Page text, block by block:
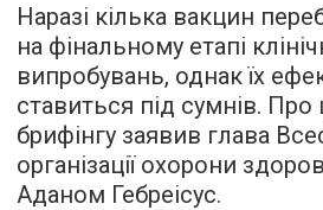
Наразі кілька вакцин
на фінальному етапі
випробувань, однак їх
ставиться під сумнів. Про
брифінгу заявив глава
організації охорони
Аданом Гебреісус.